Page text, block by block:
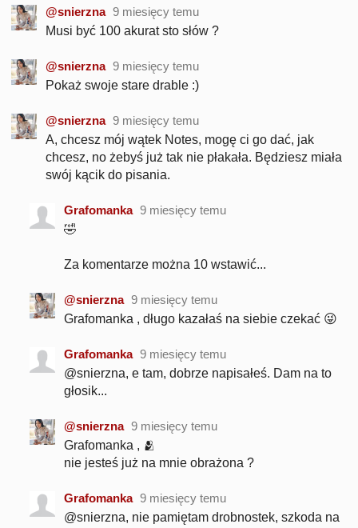
@snierzna 9 miesięcy temu
Musi być 100 akurat sto słów ?
@snierzna 9 miesięcy temu
Pokaż swoje stare drable :)
@snierzna 9 miesięcy temu
A, chcesz mój wątek Notes, mogę ci go dać, jak
chcesz, no żebyś już tak nie płakała. Będziesz miała
swój kącik do pisania.
Grafomanka 9 miesięcy temu
🤣
Za komentarze można 10 wstawić...
@snierzna 9 miesięcy temu
Grafomanka , długo kazałaś na siebie czekać 😜
Grafomanka 9 miesięcy temu
@snierzna, e tam, dobrze napisałeś. Dam na to
głosik...
@snierzna 9 miesięcy temu
Grafomanka , 🫂
nie jesteś już na mnie obrażona ?
Grafomanka 9 miesięcy temu
@snierzna, nie pamiętam drobnostek, szkoda na